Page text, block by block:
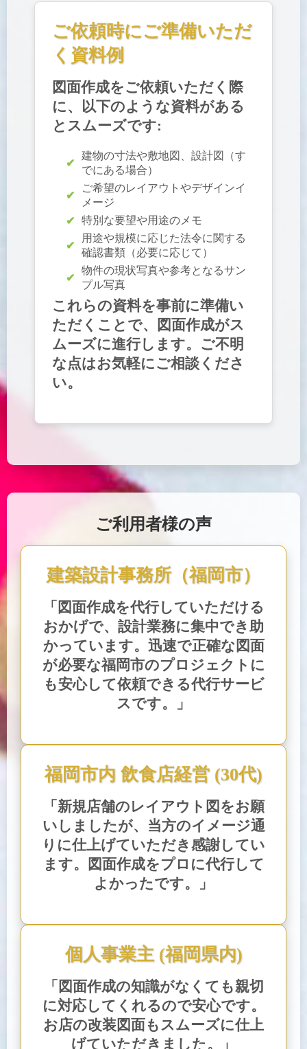
ご依頼時にご準備いただ
く資料例
図面作成をご依頼いただく際
に、以下のような資料がある
とスムーズです:
建物の寸法や敷地図、設計図（す
でにある場合）
ご希望のレイアウトやデザインイ
メージ
特別な要望や用途のメモ
用途や規模に応じた法令に関する
確認書類（必要に応じて）
物件の現状写真や参考となるサン
プル写真
これらの資料を事前に準備い
ただくことで、図面作成がス
ムーズに進行します。ご不明
な点はお気軽にご相談くださ
い。
ご利用者様の声
建築設計事務所（福岡市）
「図面作成を代行していただける
おかげで、設計業務に集中でき助
かっています。迅速で正確な図面
が必要な福岡市のプロジェクトに
も安心して依頼できる代行サービ
スです。」
福岡市内 飲食店経営 (30代)
「新規店舗のレイアウト図をお願
いしましたが、当方のイメージ通
りに仕上げていただき感謝してい
ます。図面作成をプロに代行して
よかったです。」
個人事業主 (福岡県内)
「図面作成の知識がなくても親切
に対応してくれるので安心です。
お店の改装図面もスムーズに仕上
げていただきました。」